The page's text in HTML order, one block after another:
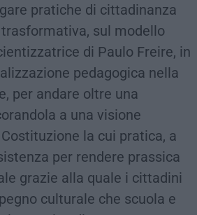
pratiche di cittadinanza
sul modello
di Paulo Freire, in
pedagogica nella
per andare oltre una
a una visione
la cui pratica, a
per rendere prassica
grazie alla quale i cittadini
culturale che scuola e